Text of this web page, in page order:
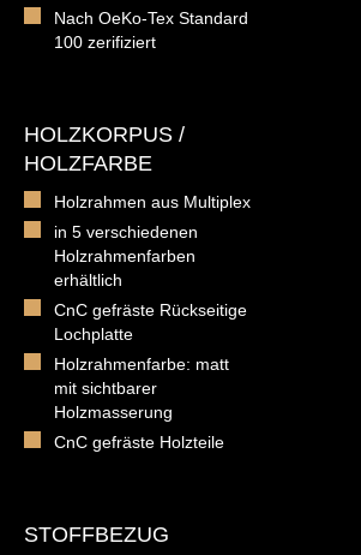
Nach OeKo-Tex Standard
100 zerifiziert
HOLZKORPUS /
HOLZFARBE
Holzrahmen aus Multiplex
in 5 verschiedenen
Holzrahmenfarben
erhältlich
CnC gefräste Rückseitige
Lochplatte
Holzrahmenfarbe: matt
mit sichtbarer
Holzmasserung
CnC gefräste Holzteile
STOFFBEZUG